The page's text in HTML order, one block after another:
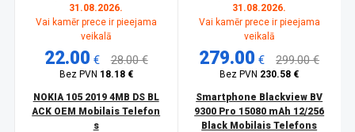
31.08.2026.
Vai kamēr prece ir pieejama
veikalā
22.00 € 28.00 €
Bez PVN 18.18 €
NOKIA 105 2019 4MB DS BL
ACK OEM Mobilais Telefon
s
31.08.2026.
Vai kamēr prece ir pieejama
veikalā
279.00 € 299.00 €
Bez PVN 230.58 €
Smartphone Blackview BV
9300 Pro 15080 mAh 12/256
Black Mobilais Telefons